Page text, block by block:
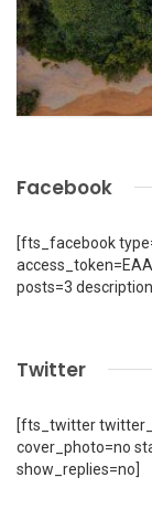
Facebook
[fts_facebook
posts=3
Twitter
[fts_twitter
cover_photo=no
show_replies=no]